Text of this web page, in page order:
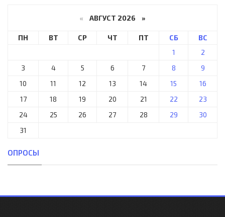
« АВГУСТ 2026 »
ПН ВТ СР ЧТ ПТ СБ
ВС
1
2
3
4 5 6 7 8
9
10
11 12 13 14 15
16
17
18 19 20 21 22
23
24
25 26 27 28 29
30
31
ОПРОСЫ